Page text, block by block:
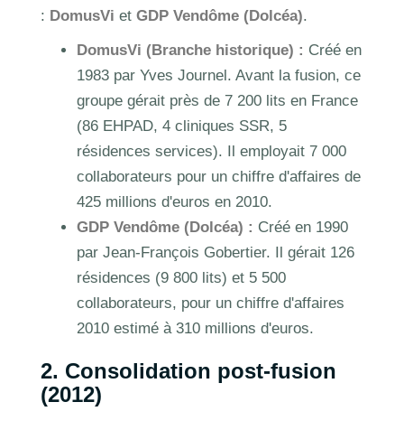
: DomusVi et GDP Vendôme (Dolcéa).
DomusVi (Branche historique) : Créé en
1983 par Yves Journel. Avant la fusion, ce
groupe gérait près de 7 200 lits en France
(86 EHPAD, 4 cliniques SSR, 5
résidences services). Il employait 7 000
collaborateurs pour un chiffre d'affaires de
425 millions d'euros en 2010.
GDP Vendôme (Dolcéa) : Créé en 1990
par Jean-François Gobertier. Il gérait 126
résidences (9 800 lits) et 5 500
collaborateurs, pour un chiffre d'affaires
2010 estimé à 310 millions d'euros.
2. Consolidation post-fusion
(2012)